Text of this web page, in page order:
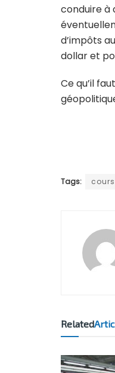
conduire à
d’impôts
dollar et
Ce qu’il
Tags:
Related